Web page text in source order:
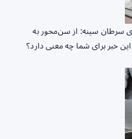
سرطان سینه: از سن‌محور به
خبر برای شما چه معنی دارد؟